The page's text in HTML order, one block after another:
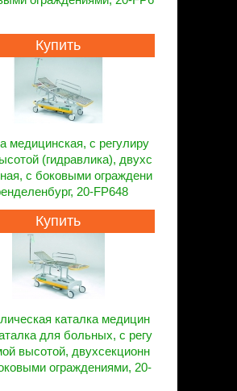
Купить
медицинская, с регулиру
(гидравлика), двухс
с боковыми ограждени
20-FP648
Купить
каталка медицин
для больных, с регу
высотой, двухсекционн
ограждениями, 20-